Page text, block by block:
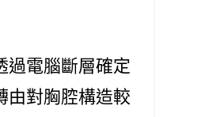
電腦斷層確定
由對胸腔構造較